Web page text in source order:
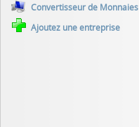
Convertisseur de Monnaies
Ajoutez une entreprise